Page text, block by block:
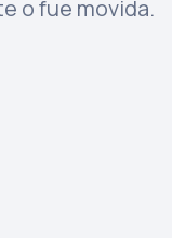
o fue movida.